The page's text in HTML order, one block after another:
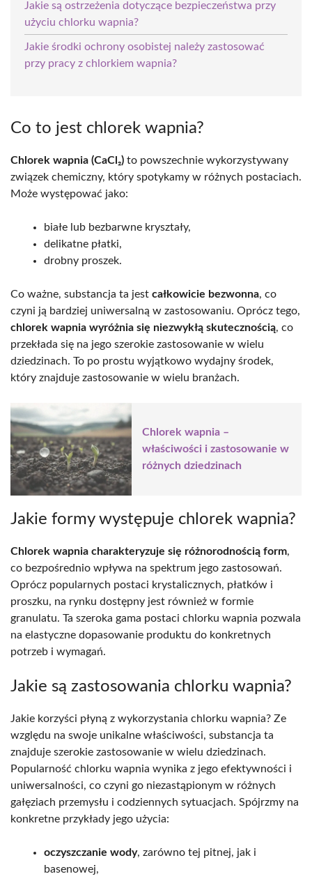
Jakie są ostrzeżenia dotyczące bezpieczeństwa przy
użyciu chlorku wapnia?
Jakie środki ochrony osobistej należy zastosować
przy pracy z chlorkiem wapnia?
Co to jest chlorek wapnia?
Chlorek wapnia (CaCl₂) to powszechnie wykorzystywany
związek chemiczny, który spotykamy w różnych postaciach.
Może występować jako:
białe lub bezbarwne kryształy,
delikatne płatki,
drobny proszek.
Co ważne, substancja ta jest całkowicie bezwonna, co
czyni ją bardziej uniwersalną w zastosowaniu. Oprócz tego,
chlorek wapnia wyróżnia się niezwykłą skutecznością, co
przekłada się na jego szerokie zastosowanie w wielu
dziedzinach. To po prostu wyjątkowo wydajny środek,
który znajduje zastosowanie w wielu branżach.
Chlorek wapnia –
właściwości i zastosowanie w
różnych dziedzinach
Jakie formy występuje chlorek wapnia?
Chlorek wapnia charakteryzuje się różnorodnością form,
co bezpośrednio wpływa na spektrum jego zastosowań.
Oprócz popularnych postaci krystalicznych, płatków i
proszku, na rynku dostępny jest również w formie
granulatu. Ta szeroka gama postaci chlorku wapnia pozwala
na elastyczne dopasowanie produktu do konkretnych
potrzeb i wymagań.
Jakie są zastosowania chlorku wapnia?
Jakie korzyści płyną z wykorzystania chlorku wapnia? Ze
względu na swoje unikalne właściwości, substancja ta
znajduje szerokie zastosowanie w wielu dziedzinach.
Popularność chlorku wapnia wynika z jego efektywności i
uniwersalności, co czyni go niezastąpionym w różnych
gałęziach przemysłu i codziennych sytuacjach. Spójrzmy na
konkretne przykłady jego użycia:
oczyszczanie wody, zarówno tej pitnej, jak i
basenowej,